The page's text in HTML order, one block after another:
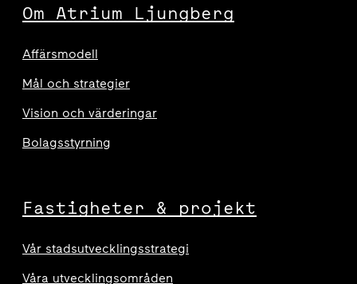
Om Atrium Ljungberg
Affärsmodell
Mål och strategier
Vision och värderingar
Bolagsstyrning
Fastigheter & projekt
Vår stadsutvecklingsstrategi
Våra utvecklingsområden